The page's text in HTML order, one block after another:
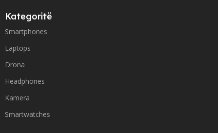
Kategoritë
Smartphones
Laptops
Drona
Headphones
Kamera
Smartwatches